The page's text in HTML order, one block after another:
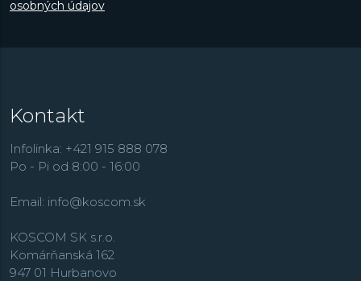
osobných údajov
Kontakt
Infolinka: +421 915 888 078
Po - Pi od 8:00 - 16:00
Email: info@koscom.sk
KOSCOM SK s.r.o.
Komárňanská 162
947 01 Hurbanovo